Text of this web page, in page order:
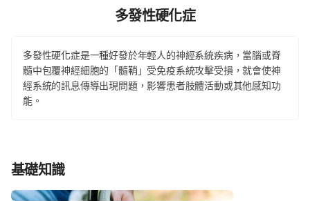
多發性硬化症
多發性硬化症是一種好發於年輕人的神經系統疾病，當腦或脊
髓中包覆神經細胞的「髓鞘」受免疫系統攻擊受損，就會使神
經系統的訊息傳導出現問題，影響患者肢體活動或其他感知功
能。
基礎知識